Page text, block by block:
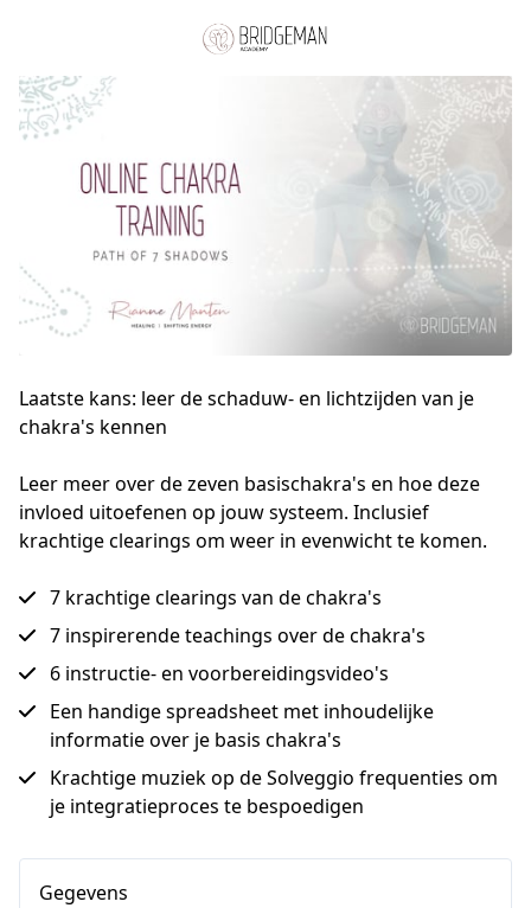
Laatste kans: leer de schaduw- en lichtzijden van je
chakra's kennen
Leer meer over de zeven basischakra's en hoe deze
invloed uitoefenen op jouw systeem. Inclusief
krachtige clearings om weer in evenwicht te komen.
7 krachtige clearings van de chakra's
7 inspirerende teachings over de chakra's
6 instructie- en voorbereidingsvideo's
Een handige spreadsheet met inhoudelijke
informatie over je basis chakra's
Krachtige muziek op de Solveggio frequenties om
je integratieproces te bespoedigen
Gegevens